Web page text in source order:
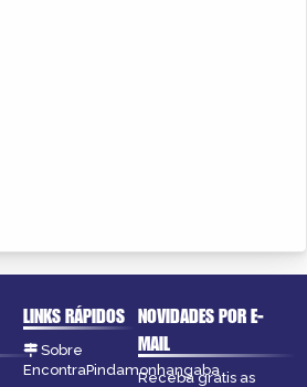
LINKS RÁPIDOS
Sobre
EncontraPindamonhangaba
NOVIDADES POR E-
MAIL
Receba grátis as